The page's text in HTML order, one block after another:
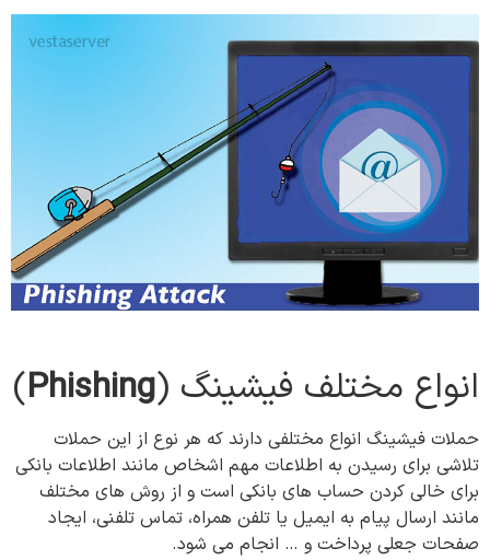
انواع مختلف فیشینگ (Phishing
)
حملات فیشینگ انواع مختلفی دارند که هر نوع از این حملات
تلاشی برای رسیدن به اطلاعات مهم اشخاص مانند اطلاعات بانکی
برای خالی کردن حساب های بانکی است و از روش های مختلف
مانند ارسال پیام به ایمیل یا تلفن همراه، تماس تلفنی، ایجاد
صفحات جعلی پرداخت و … انجام می شود.